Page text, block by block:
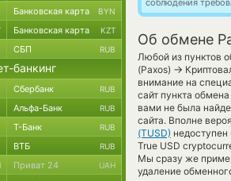
соблюдения
Об обмене
Любой из пунктов
(Paxos) →
внимание на
сайт пункта
вами не была
сайта. Вполне
(TUSD)
True USD
Мы сразу же
удаление
Банковская карта BYN
Банковская карта KZT
СБП RUB
банкинг
Сбербанк RUB
Альфа-Банк RUB
Т-Банк RUB
ВТБ RUB
Приват 24 UAH